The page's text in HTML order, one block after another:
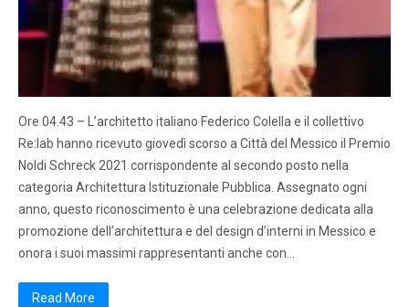
Ore 04.43 – L’architetto italiano Federico Colella e il collettivo
Re:lab hanno ricevuto giovedì scorso a Città del Messico il Premio
Noldi Schreck 2021 corrispondente al secondo posto nella
categoria Architettura Istituzionale Pubblica. Assegnato ogni
anno, questo riconoscimento è una celebrazione dedicata alla
promozione dell’architettura e del design d’interni in Messico e
onora i suoi massimi rappresentanti anche con…
Read More